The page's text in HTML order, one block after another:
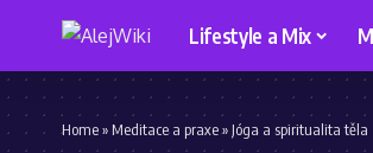
Lifestyle a Mix
Home» Meditace a praxe» Jóga a spiritualita těla